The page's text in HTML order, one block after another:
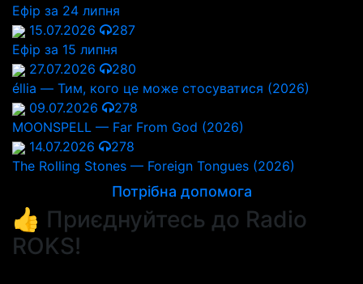
Ефір за 24 липня
15.07.2026
287
Ефір за 15 липня
27.07.2026
280
éllia — Тим, кого це може стосуватися (2026)
09.07.2026
278
MOONSPELL — Far From God (2026)
14.07.2026
278
The Rolling Stones — Foreign Tongues (2026)
Потрібна допомога
👍 Приєднуйтесь до Radio
ROKS!